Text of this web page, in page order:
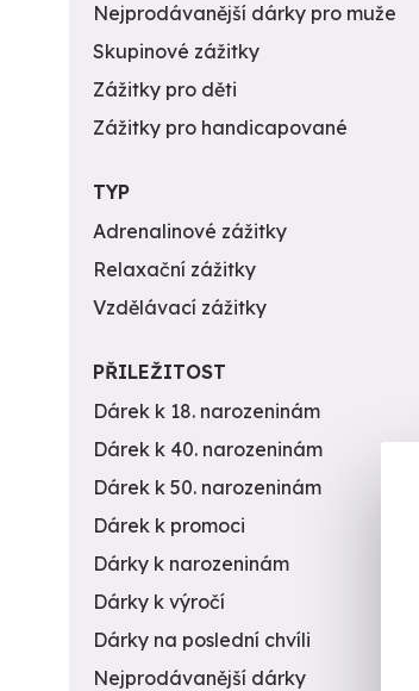
Nejprodávanější dárky pro muže
Skupinové zážitky
Zážitky pro děti
Zážitky pro handicapované
TYP
Adrenalinové zážitky
Relaxační zážitky
Vzdělávací zážitky
PŘILEŽITOST
Dárek k 18. narozeninám
Dárek k 40. narozeninám
Dárek k 50. narozeninám
Dárek k promoci
Dárky k narozeninám
Dárky k výročí
Dárky na poslední chvíli
Nejprodávanější dárky